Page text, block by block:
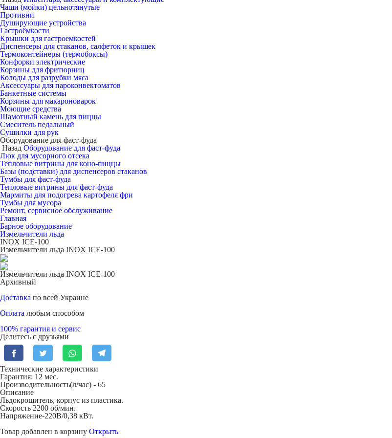
Чаши (мойки) цельнотянутые
Противни
Душирующие устройства
Гастроёмкости
Крышки для гастроемкостей
Диспенсеры для стаканов, салфеток и крышек
Термоконтейнеры (термобоксы)
Конфорки электрические
Корзины для фритюрниц
Колоды для разрубки мяса
Аксессуары для пароконвектоматов
Банкетные системы
Корзины для макароноварок
Моющие средства
Шамотный камень для пиццы
Смеситель педальный
Сушилки для рук
Оборудование для фаст-фуда
Назад Оборудование для фаст-фуда
Люк для мусорного отсека
Тепловые витрины для коно-пиццы
Базы (подставки) для диспенсеров стаканов
Тумбы для фаст-фуда
Тепловые витрины для фаст-фуда
Мармиты для подогрева картофеля фри
Тумбы для мусора
Ремонт, сервисное обслуживание
Главная
Барное оборудование
Измельчители льда
INOX ICE-100
Измельчители льда INOX ICE-100
Измельчители льда INOX ICE-100
Архивный
Доставка по всей Украине
Оплата любым способом
100% гарантия и сервис
Делитесь с друзьями
Технические характеристики
Гарантия: 12 мес.
Производительность(л/час) - 65
Описание
Льдокрошитель, корпус из пластика.
Скорость 2200 об/мин.
Напряжение-220В/0,38 кВт.
Товар добавлен в корзину Открыть